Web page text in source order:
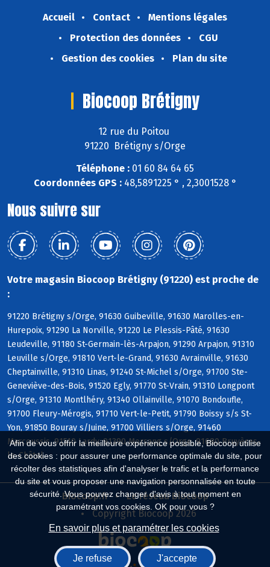
Afin de vous offrir la meilleure expérience possible, Biocoop utilise
des cookies : pour assurer une performance optimale du site, pour
récolter des statistiques afin d'analyser le trafic et la performance
du site et vous proposer une navigation personnalisée en toute
sécurité. Vous pouvez changer d'avis à tout moment en
paramétrant vos cookies. OK pour vous ?
En savoir plus et paramétrer les cookies
Je refuse J'accepte
Accueil Contact
Mentions légales
Protection des données
CGU
Gestion des cookies
Plan du site
Biocoop Brétigny
12 rue du Poitou
91220 Brétigny s/Orge
Téléphone : 01 60 84 64 65
Coordonnées GPS :48,5891225 ° , 2,3001528 °
Nous suivre sur
Votre magasin Biocoop Brétigny (91220) est proche de
:
91220 Brétigny s/Orge, 91630 Guibeville, 91630 Marolles-en-
Hurepoix, 91290 La Norville, 91220 Le Plessis-Pâté, 91630
Leudeville, 91180 St-Germain-lès-Arpajon, 91290 Arpajon, 91310
Leuville s/Orge, 91810 Vert-le-Grand, 91630 Avrainville, 91630
Cheptainville, 91310 Linas, 91240 St-Michel s/Orge, 91700 Ste-
Geneviève-des-Bois, 91520 Egly, 91770 St-Vrain, 91310 Longpont
s/Orge, 91310 Montlhéry, 91340 Ollainville, 91070 Bondoufle,
91700 Fleury-Mérogis, 91710 Vert-le-Petit, 91790 Boissy s/s St-
Yon, 91850 Bouray s/Juine, 91700 Villiers s/Orge, 91460
Marcoussis, 91510 Lardy, 91390 Morsang s/Orge, 91680 Bruyères-
le-Châtel
Biocoop.fr
Le réseau Biocoop
Copyright Biocoop 2026